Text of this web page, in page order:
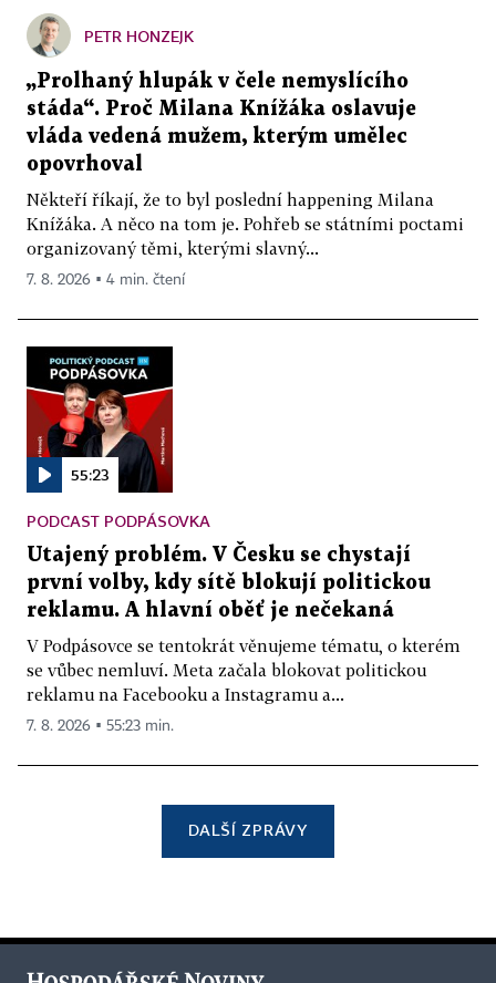
PETR HONZEJK
„Prolhaný hlupák v čele nemyslícího
stáda“. Proč Milana Knížáka oslavuje
vláda vedená mužem, kterým umělec
opovrhoval
Někteří říkají, že to byl poslední happening Milana
Knížáka. A něco na tom je. Pohřeb se státními poctami
organizovaný těmi, kterými slavný...
7. 8. 2026 ▪ 4 min. čtení
55:23
PODCAST PODPÁSOVKA
Utajený problém. V Česku se chystají
první volby, kdy sítě blokují politickou
reklamu. A hlavní oběť je nečekaná
V Podpásovce se tentokrát věnujeme tématu, o kterém
se vůbec nemluví. Meta začala blokovat politickou
reklamu na Facebooku a Instagramu a...
7. 8. 2026 ▪ 55:23 min.
DALŠÍ ZPRÁVY